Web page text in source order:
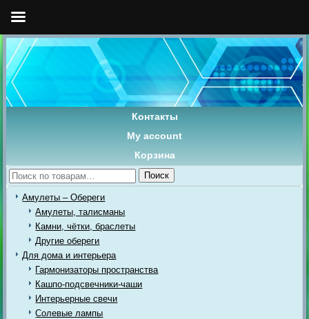
Контакты
My account
Корзина
Искать:
Поиск
Амулеты – Обереги
Амулеты, талисманы
Камни, чётки, браслеты
Другие обереги
Для дома и интерьера
Гармонизаторы пространства
Кашпо-подсвечники-чаши
Интерьерные свечи
Солевые лампы